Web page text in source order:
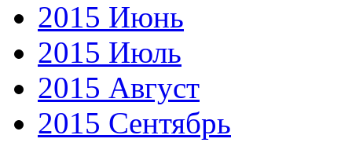
2015 Июнь
2015 Июль
2015 Август
2015 Сентябрь